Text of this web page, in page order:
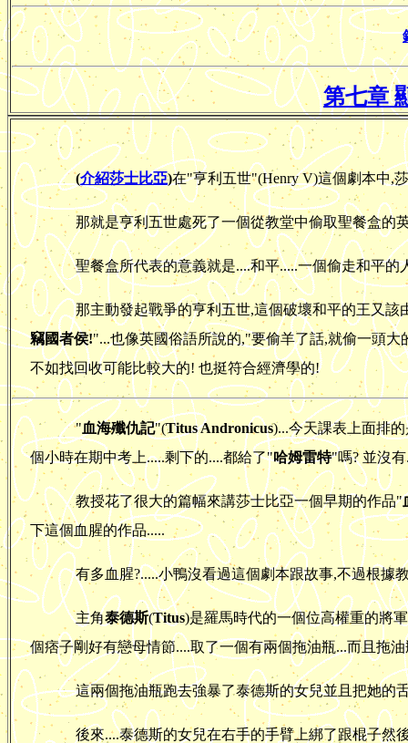
第七章
(介紹莎士比亞)在"亨利五世"(Henry V)這個劇本中,
那就是亨利五世處死了一個從教堂中偷取聖餐盒的
聖餐盒所代表的意義就是....和平.....一個偷走和平的
那主動發起戰爭的亨利五世,這個破壞和平的王又
竊國者侯!"...也像英國俗語所說的,"要偷羊了話,就偷一頭大
不如找回收可能比較大的! 也挺符合經濟學的!
"血海殲仇記"(Titus Andronicus)...今天課表上面排
個小時在期中考上.....剩下的....都給了"哈姆雷特"嗎? 並沒有
教授花了很大的篇幅來講莎士比亞一個早期的作品"
下這個血腥的作品.....
有多血腥?.....小鴨沒看過這個劇本跟故事,不過根據
主角泰德斯(Titus)是羅馬時代的一個位高權重的將
個痞子剛好有戀母情節....取了一個有兩個拖油瓶...而且拖
這兩個拖油瓶跑去強暴了泰德斯的女兒並且把她的
後來....泰德斯的女兒在右手的手臂上綁了跟棍子然